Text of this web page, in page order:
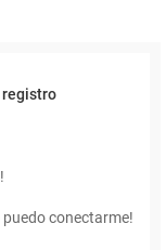
registro
puedo conectarme!